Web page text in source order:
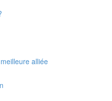
alliée